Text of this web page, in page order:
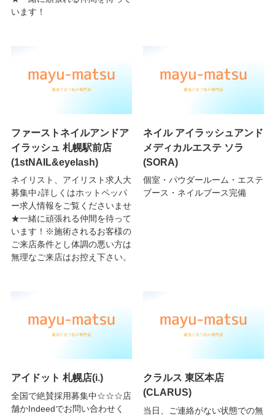
います！
ファーストネイルアンドア
イラッシュ 札幌駅前店
(1stNAIL&eyelash)
ネイリスト、アイリスト求人大
募集中♪詳しくはホットペッパ
ー求人情報をご覧くださいませ
★一緒に頑張れる仲間を待って
います！※施術されるお客様の
ご来店条件とし体調の悪い方は
無理なご来店はお控え下さい。
ネイル アイラッシュアンド
メディカルエステ ソラ
(SORA)
個室・パウダールーム・エステ
ブース・ネイルブース完備
アイドット 札幌店(i.)
全国で絶賛採用募集中☆☆☆店
舗かIndeedでお問い合わせく
クラルス 東区本店
(CLARUS)
当日、ご連絡がない状態での無